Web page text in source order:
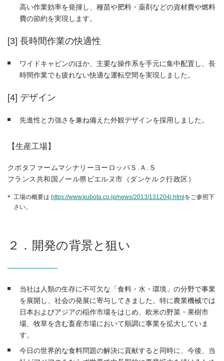
高い作業効率を発揮し、種苗や肥料・薬剤などの資材費や燃料
費の節約を実現します。
[3] 長時間作業の快適性
ワイドキャビンのほか、主要な操作系を手元に集中配置し、長
時間作業でも疲れない快適な運転空間を実現しました。
[4] デザイン
先進性と力強さを兼ね備えた外観デザインを採用しました。
【生産工場】
クボタファームマシナリーヨーロッパＳ.Ａ.Ｓ
フランス共和国ノール県ビエルヌ市（ダンケルク行政区）
工場の概要は https://www.kubota.co.jp/news/2013/131204j.html をご参照下
さい。
２．開発の背景と狙い
当社は人類の生存に不可欠な「食料・水・環境」の分野で事業
を展開し、社会の発展に寄与してきました。特に農業機械では
日本およびアジアの稲作市場をはじめ、欧米の野菜・果樹市
場、牧草を含む畜産市場において順調に事業を拡大していま
す。
今日の世界的な食料問題の解決に貢献すると同時に、今後、当